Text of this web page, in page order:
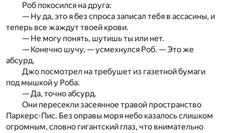
Роб покосился на друга:
— Ну да, это я без спроса записал тебя в ассасины, и
теперь все жаждут твоей крови.
— Не могу понять, шутишь ты или нет.
— Конечно шучу, — усмехнулся Роб. — Это же
абсурд.
Джо посмотрел на требушет из газетной бумаги
под мышкой у Роба.
— Да, точно абсурд.
Они пересекли засеянное травой пространство
Паркерс-Пис. Без оправы моря небо казалось слишком
огромным, словно гигантский глаз, что внимательно